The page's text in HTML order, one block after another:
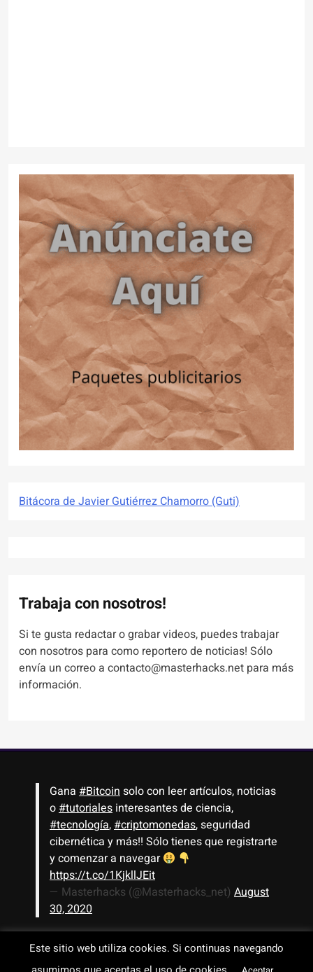
Bitácora de Javier Gutiérrez Chamorro (Guti)
Trabaja con nosotros!
Si te gusta redactar o grabar videos, puedes trabajar
con nosotros para como reportero de noticias! Sólo
envía un correo a contacto@masterhacks.net para más
información.
Gana #Bitcoinsolo con leer artículos, noticias
o#tutoriales interesantes de ciencia,
#tecnología,#criptomonedas, seguridad
cibernética y más!! Sólo tienes que registrarte
y comenzar a navegar
https://t.co/1KjkllJEit
— Masterhacks (@Masterhacks_net) August
30, 2020
Todos los derechos reservados © 2008-2026 - www.masterhacks.net
Este sitio web utiliza cookies. Si continuas navegando